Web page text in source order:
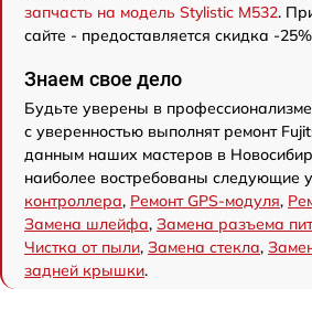
запчасть на модель Stylistic M532.
сайте - предоставляется скидка -
Знаем свое дело
Будьте уверены в
с уверенностью выполнят ремонт
данным наших мастеров в
наиболее востребованы следующие
контроллера, Ремонт GPS-модуля,
Замена шлейфа, Замена разъема
Чистка от пыли, Замена стекла,
задней крышки.